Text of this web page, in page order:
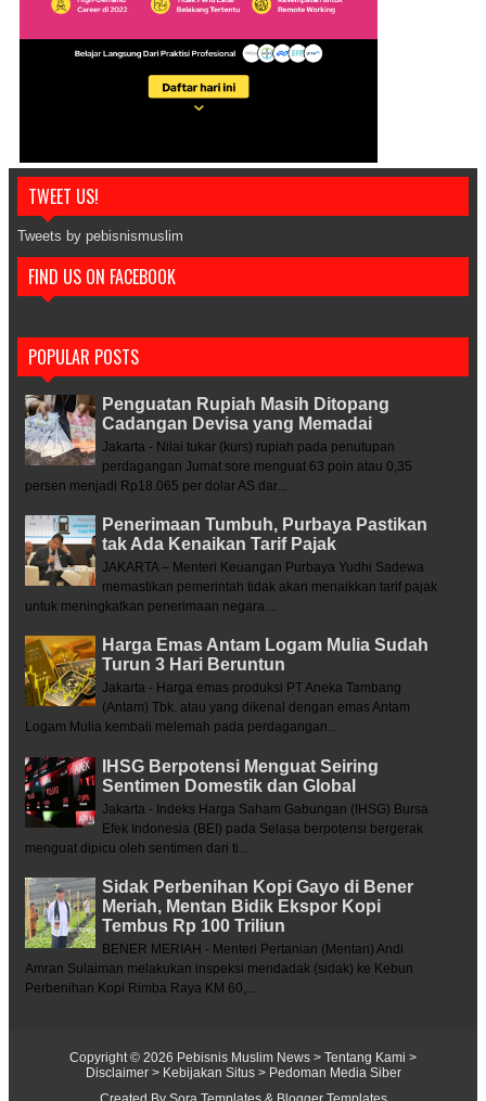
TWEET US!
Tweets by pebisnismuslim
FIND US ON FACEBOOK
POPULAR POSTS
Penguatan Rupiah Masih Ditopang
Cadangan Devisa yang Memadai
Jakarta - Nilai tukar (kurs) rupiah pada penutupan
perdagangan Jumat sore menguat 63 poin atau 0,35
persen menjadi Rp18.065 per dolar AS dar...
Penerimaan Tumbuh, Purbaya Pastikan
tak Ada Kenaikan Tarif Pajak
JAKARTA – Menteri Keuangan Purbaya Yudhi Sadewa
memastikan pemerintah tidak akan menaikkan tarif pajak
untuk meningkatkan penerimaan negara....
Harga Emas Antam Logam Mulia Sudah
Turun 3 Hari Beruntun
Jakarta - Harga emas produksi PT Aneka Tambang
(Antam) Tbk. atau yang dikenal dengan emas Antam
Logam Mulia kembali melemah pada perdagangan...
IHSG Berpotensi Menguat Seiring
Sentimen Domestik dan Global
Jakarta - Indeks Harga Saham Gabungan (IHSG) Bursa
Efek Indonesia (BEI) pada Selasa berpotensi bergerak
menguat dipicu oleh sentimen dari ti...
Sidak Perbenihan Kopi Gayo di Bener
Meriah, Mentan Bidik Ekspor Kopi
Tembus Rp 100 Triliun
BENER MERIAH - Menteri Pertanian (Mentan) Andi
Amran Sulaiman melakukan inspeksi mendadak (sidak) ke Kebun
Perbenihan Kopi Rimba Raya KM 60,...
Copyright © 2026 Pebisnis Muslim News > Tentang Kami >
Disclaimer > Kebijakan Situs > Pedoman Media Siber